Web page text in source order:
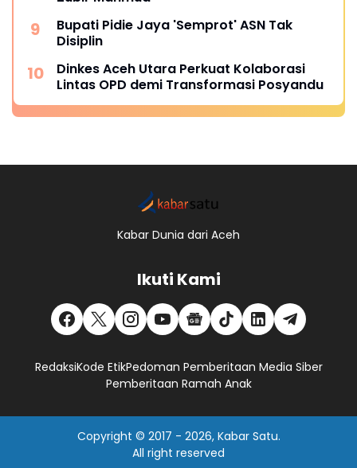
Bupati Pidie Jaya 'Semprot' ASN Tak
Disiplin
Dinkes Aceh Utara Perkuat Kolaborasi
Lintas OPD demi Transformasi Posyandu
Kabar Dunia dari Aceh
Ikuti Kami
RedaksiKode EtikPedoman Pemberitaan Media Siber
Pemberitaan Ramah Anak
Copyright © 2017 - 2026, Kabar Satu.
All right reserved